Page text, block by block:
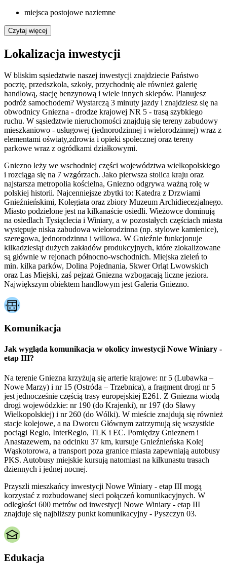
miejsca postojowe naziemne
Czytaj więcej
Lokalizacja inwestycji
W bliskim sąsiedztwie naszej inwestycji znajdziecie Państwo
pocztę, przedszkola, szkoły, przychodnię ale również galerię
handlową, stację benzynową i wiele innych sklepów. Planujesz
podróż samochodem? Wystarczą 3 minuty jazdy i znajdziesz się na
obwodnicy Gniezna - drodze krajowej NR 5 - trasą szybkiego
ruchu. W sąsiedztwie nieruchomości znajdują się tereny zabudowy
mieszkaniowo - usługowej (jednorodzinnej i wielorodzinnej) wraz z
elementami oświaty,zdrowia i opieki społecznej oraz tereny
parkowe wraz z ogródkami działkowymi.
Gniezno leży we wschodniej części województwa wielkopolskiego
i rozciąga się na 7 wzgórzach. Jako pierwsza stolica kraju oraz
najstarsza metropolia kościelna, Gniezno odgrywa ważną rolę w
polskiej historii. Najcenniejsze zbytki to: Katedra z Drzwiami
Gnieźnieńskimi, Kolegiata oraz zbiory Muzeum Archidiecezjalnego.
Miasto podzielone jest na kilkanaście osiedli. Wieżowce dominują
na osiedlach Tysiąclecia i Winiary, a w pozostałych częściach miasta
występuje niska zabudowa wielorodzinna (np. stylowe kamienice),
szeregowa, jednorodzinna i willowa. W Gnieźnie funkcjonuje
kilkadziesiąt dużych zakładów produkcyjnych, które zlokalizowane
są głównie w rejonach północno-wschodnich. Miejska zieleń to
min. kilka parków, Dolina Pojednania, Skwer Orląt Lwowskich
oraz Las Miejski, zaś pejzaż Gniezna wzbogacają liczne jeziora.
Największym obiektem handlowym jest Galeria Gniezno.
Komunikacja
Jak wygląda komunikacja w okolicy inwestycji Nowe Winiary -
etap III?
Na terenie Gniezna krzyżują się arterie krajowe: nr 5 (Lubawka –
Nowe Marzy) i nr 15 (Ostróda – Trzebnica), a fragment drogi nr 5
jest jednocześnie częścią trasy europejskiej E261. Z Gniezna wiodą
drogi wojewódzkie: nr 190 (do Krajenki), nr 197 (do Sławy
Wielkopolskiej) i nr 260 (do Wólki). W mieście znajdują się również
stacje kolejowe, a na Dworcu Głównym zatrzymują się wszystkie
pociągi Regio, InterRegio, TLK i EC. Pomiędzy Gnieznem i
Anastazewem, na odcinku 37 km, kursuje Gnieźnieńska Kolej
Wąskotorowa, a transport poza granice miasta zapewniają autobusy
PKS. Autobusy miejskie kursują natomiast na kilkunastu trasach
dziennych i jednej nocnej.
Przyszli mieszkańcy inwestycji Nowe Winiary - etap III mogą
korzystać z rozbudowanej sieci połączeń komunikacyjnych. W
odległości 600 metrów od inwestycji Nowe Winiary - etap III
znajduje się najbliższy punkt komunikacyjny - Pyszczyn 03.
Edukacja